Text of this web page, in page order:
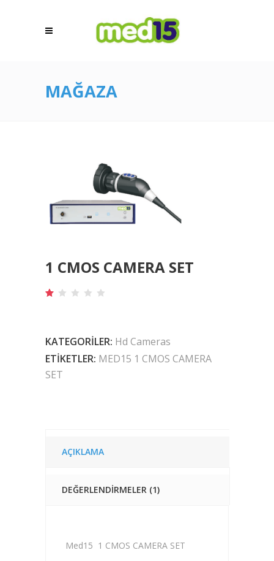
MAĞAZA
1 CMOS CAMERA SET
üzerinden
1.00
puan
KATEGORILER: Hd Cameras
ETIKETLER: MED15 1 CMOS CAMERA
SET
AÇIKLAMA
DEĞERLENDIRMELER (1)
Med15 1 CMOS CAMERA SET